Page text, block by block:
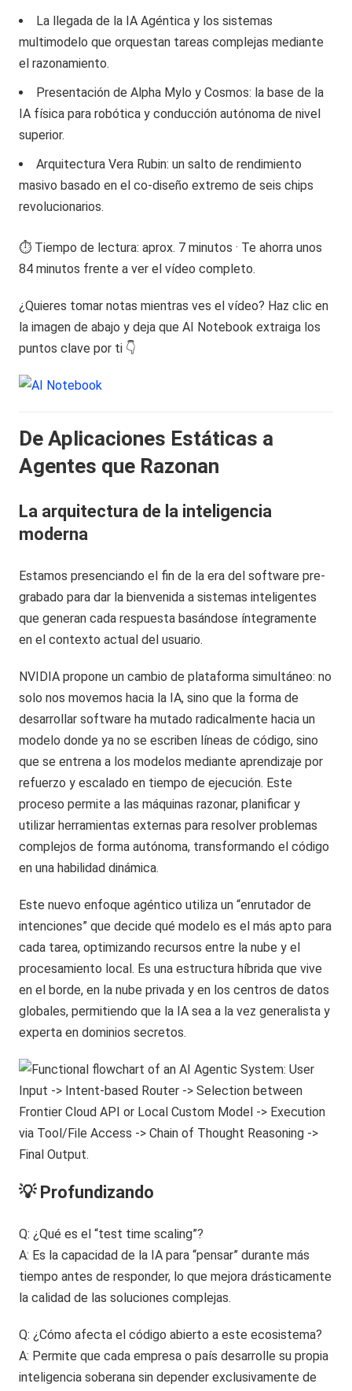
La llegada de la IA Agéntica y los sistemas
multimodelo que orquestan tareas complejas mediante
el razonamiento.
Presentación de Alpha Mylo y Cosmos: la base de la
IA física para robótica y conducción autónoma de nivel
superior.
Arquitectura Vera Rubin: un salto de rendimiento
masivo basado en el co-diseño extremo de seis chips
revolucionarios.
⏱️ Tiempo de lectura: aprox. 7 minutos · Te ahorra unos
84 minutos frente a ver el vídeo completo.
¿Quieres tomar notas mientras ves el vídeo? Haz clic en
la imagen de abajo y deja que AI Notebook extraiga los
puntos clave por ti 👇
De Aplicaciones Estáticas a
Agentes que Razonan
La arquitectura de la inteligencia
moderna
Estamos presenciando el fin de la era del software pre-
grabado para dar la bienvenida a sistemas inteligentes
que generan cada respuesta basándose íntegramente
en el contexto actual del usuario.
NVIDIA propone un cambio de plataforma simultáneo: no
solo nos movemos hacia la IA, sino que la forma de
desarrollar software ha mutado radicalmente hacia un
modelo donde ya no se escriben líneas de código, sino
que se entrena a los modelos mediante aprendizaje por
refuerzo y escalado en tiempo de ejecución. Este
proceso permite a las máquinas razonar, planificar y
utilizar herramientas externas para resolver problemas
complejos de forma autónoma, transformando el código
en una habilidad dinámica.
Este nuevo enfoque agéntico utiliza un “enrutador de
intenciones” que decide qué modelo es el más apto para
cada tarea, optimizando recursos entre la nube y el
procesamiento local. Es una estructura híbrida que vive
en el borde, en la nube privada y en los centros de datos
globales, permitiendo que la IA sea a la vez generalista y
experta en dominios secretos.
💡 Profundizando
Q: ¿Qué es el “test time scaling”?
A: Es la capacidad de la IA para “pensar” durante más
tiempo antes de responder, lo que mejora drásticamente
la calidad de las soluciones complejas.
Q: ¿Cómo afecta el código abierto a este ecosistema?
A: Permite que cada empresa o país desarrolle su propia
inteligencia soberana sin depender exclusivamente de